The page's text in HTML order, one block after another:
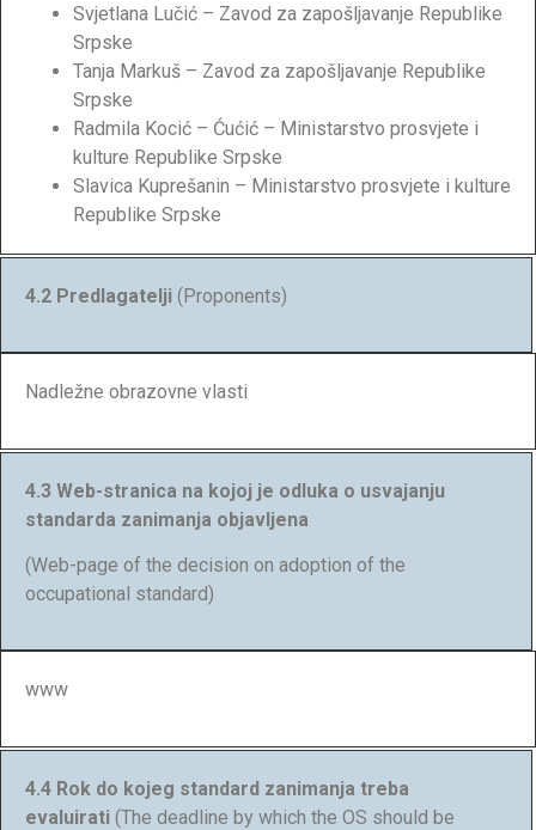
Svjetlana Lučić – Zavod za zapošljavanje Republike
Srpske
Tanja Markuš – Zavod za zapošljavanje Republike
Srpske
Radmila Kocić – Ćućić – Ministarstvo prosvjete i
kulture Republike Srpske
Slavica Kuprešanin – Ministarstvo prosvjete i kulture
Republike Srpske
4.2 Predlagatelji (Proponents)
Nadležne obrazovne vlasti
4.3 Web-stranica na kojoj je odluka o usvajanju
standarda zanimanja objavljena
(Web-page of the decision on adoption of the
occupational standard)
www
4.4 Rok do kojeg standard zanimanja treba
evaluirati (The deadline by which the OS should be